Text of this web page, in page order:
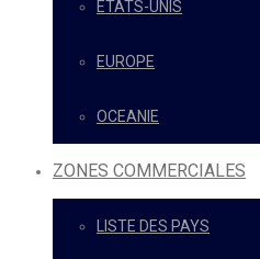
ETATS-UNIS
EUROPE
OCEANIE
ZONES COMMERCIALES
LISTE DES PAYS